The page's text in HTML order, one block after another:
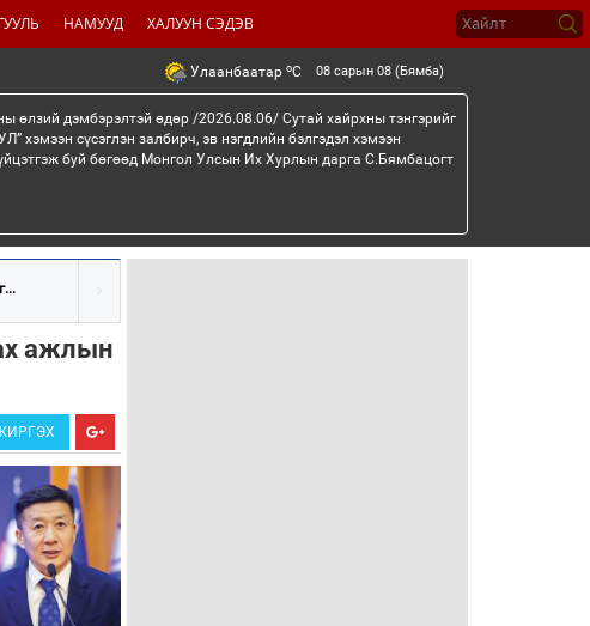
НАМУУД ХАЛУУН СЭДЭВ
Улаанбаатар oC 08 сарын 08 (Бямба)
өлзий дэмбэрэлтэй өдөр /2026.08.06/ Сутай хайрхны тэнгэрийг
хэмээн сүсэглэн залбирч, эв нэгдлийн бэлгэдэл хэмээн
буй бөгөөд Монгол Улсын Их Хурлын дарга С.Бямбацогт
ажлын